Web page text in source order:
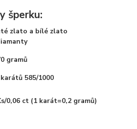
šperku:
zlato a bílé zlato
gramů
karátů 585/1000
0,06 ct (1 karát=0,2 gramů)